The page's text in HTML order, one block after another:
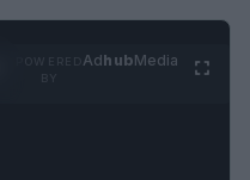
AdhubMedia